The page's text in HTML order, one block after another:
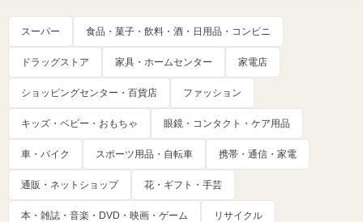
スーパー 食品・菓子・飲料・酒・日用品・コンビニ
ドラッグストア 家具・ホームセンター 家電店
ショッピングセンター・百貨店 ファッション
キッズ・ベビー・おもちゃ 眼鏡・コンタクト・ケア用品
車・バイク スポーツ用品・自転車 携帯・通信・家電
通販・ネットショップ 花・ギフト・手芸
本・雑誌・音楽・DVD・映画・ゲーム リサイクル